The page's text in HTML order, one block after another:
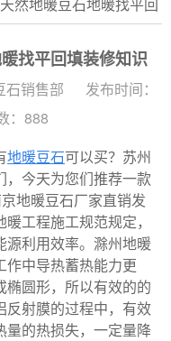
找平回填装修知识
石销售部
发布时间：
：888
地暖豆石可以买？苏州
，今天为您们推荐一款
地暖豆石厂家直销发
工程施工规范规定，
源利用效率。滁州地暖
作中导热蓄热能力更
椭圆形，所以有效的的
反射膜的过程中，有效
量的热损失，一定量降